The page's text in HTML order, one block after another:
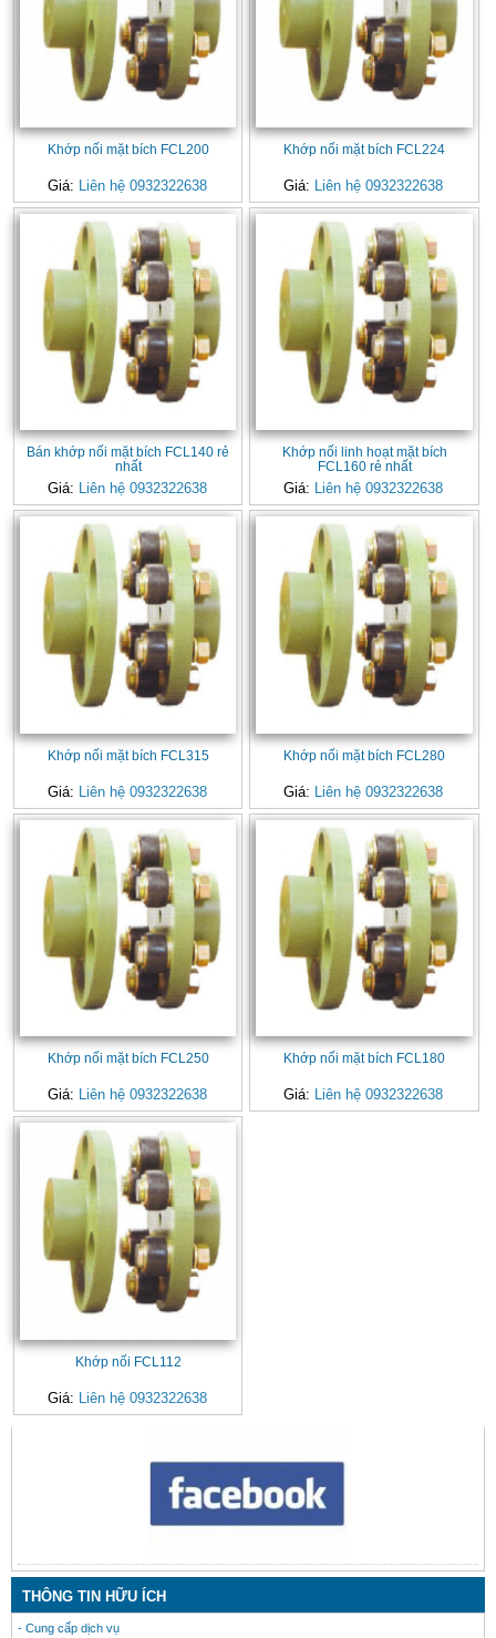
Khớp nối mặt bích FCL200
Giá: Liên hệ 0932322638
Khớp nối mặt bích FCL224
Giá: Liên hệ 0932322638
Bán khớp nối mặt bích FCL140 rẻ
nhất
Giá: Liên hệ 0932322638
Khớp nối linh hoạt mặt bích
FCL160 rẻ nhất
Giá: Liên hệ 0932322638
Khớp nối mặt bích FCL315
Giá: Liên hệ 0932322638
Khớp nối mặt bích FCL280
Giá: Liên hệ 0932322638
Khớp nối mặt bích FCL250
Giá: Liên hệ 0932322638
Khớp nối mặt bích FCL180
Giá: Liên hệ 0932322638
Khớp nối FCL112
Giá: Liên hệ 0932322638
THÔNG TIN HỮU ÍCH
- Cung cấp dịch vụ